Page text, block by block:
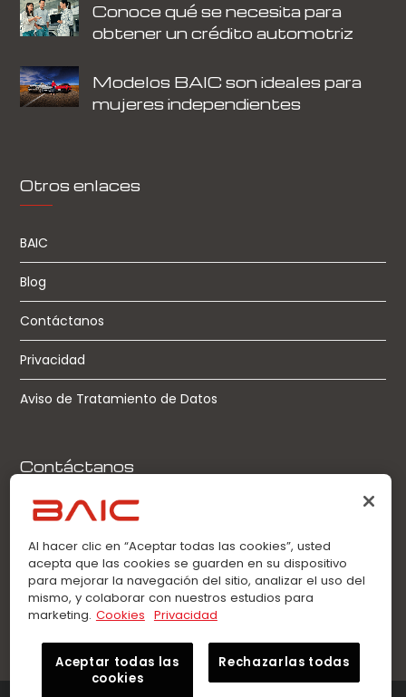
Conoce qué se necesita para
obtener un crédito automotriz
Modelos BAIC son ideales para
mujeres independientes
Otros enlaces
BAIC
Blog
Contáctanos
Privacidad
Aviso de Tratamiento de Datos
Contáctanos
Llamadas:
0963360021
WhatsApp:
0963360021
Al hacer clic en “Aceptar todas las cookies”, usted
acepta que las cookies se guarden en su dispositivo
para mejorar la navegación del sitio, analizar el uso del
mismo, y colaborar con nuestros estudios para
marketing. Cookies Privacidad
Aceptar todas las
cookies
Rechazarlas todas